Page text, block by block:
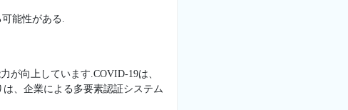
能性がある.
が向上しています.COVID-19は、
、企業による多要素認証システム